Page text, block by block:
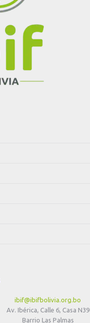
ibif@ibifbolivia.org.bo
Av. Ibérica, Calle 6, Casa N39
Barrio Las Palmas